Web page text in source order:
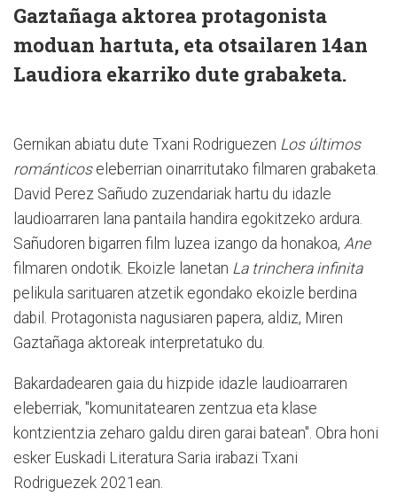
Gaztañaga aktorea protagonista
moduan hartuta, eta otsailaren 14an
Laudiora ekarriko dute grabaketa.
Gernikan abiatu dute Txani Rodriguezen Los últimos
románticoseleberrian oinarritutako filmaren grabaketa.
David Perez Sañudo zuzendariak hartu du idazle
laudioarraren lana pantaila handira egokitzeko ardura.
Sañudoren bigarren film luzea izango da honakoa, Ane
filmaren ondotik. Ekoizle lanetan La trinchera infinita
pelikula sarituaren atzetik egondako ekoizle berdina
dabil. Protagonista nagusiaren papera, aldiz, Miren
Gaztañaga aktoreak interpretatuko du.
Bakardadearen gaia du hizpide idazle laudioarraren
eleberriak, "komunitatearen zentzua eta klase
kontzientzia zeharo galdu diren garai batean". Obra honi
esker Euskadi Literatura Saria irabazi Txani
Rodriguezek 2021ean.